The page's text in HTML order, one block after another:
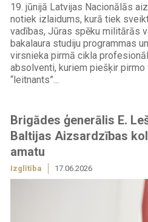
19. jūnijā Latvijas Nacionālās
notiek izlaidums, kurā tiek
vadības, Jūras spēku militārās
bakalaura studiju programmas
virsnieka pirmā cikla
absolventi, kuriem piešķir
“leitnants”...
Brigādes ģenerālis E.
Baltijas Aizsardzības
amatu
Izglītība 17.06.2026